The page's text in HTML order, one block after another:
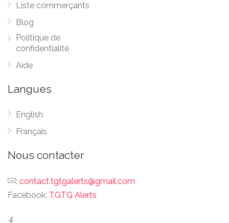
Liste commerçants
Blog
Politique de
confidentialité
Aide
Langues
English
Français
Nous contacter
: contact.tgtgalerts@gmail.com
Facebook: TGTG Alerts